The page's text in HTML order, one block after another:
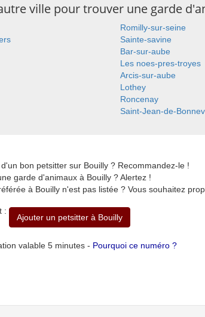
ville pour trouver une garde
Romilly-sur-seine
Sainte-savine
Bar-sur-aube
Les noes-pres-troyes
Arcis-sur-aube
Lothey
Roncenay
Saint-Jean-de-
bon petsitter sur Bouilly ? Recommandez-le !
garde d'animaux à Bouilly ? Alertez !
à Bouilly n'est pas listée ? Vous souhaitez
:
Ajouter un petsitter à Bouilly
valable 5 minutes - Pourquoi ce numéro ?